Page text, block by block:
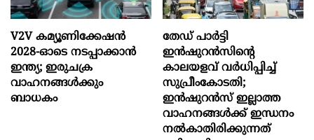
V2V കമ്യൂണിക്കേഷൻ
2028-ഓടെ നടപ്പാക്കാൻ
ഇന്ത്യ; ഇരുചക്ര
വാഹനങ്ങൾക്കും
ബാധകം
തേഡ് പാർട്ടി
ഇൻഷുറൻസിന്റെ
കാലയളവ് വർധിപ്പിച്ച്
സുപ്രീംകോടതി;
ഇൻഷുറൻസ് ഇല്ലാത്ത
വാഹനങ്ങൾക്ക് ഇന്ധനം
നൽകാതിരിക്കുന്നത്